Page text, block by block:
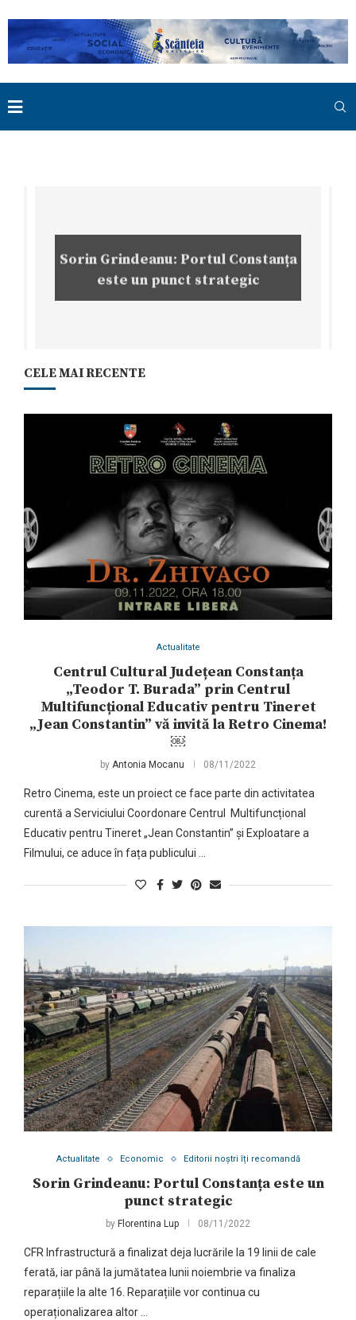
Sorin Grindeanu: Portul Constanța
este un punct strategic
CELE MAI RECENTE
Actualitate
Centrul Cultural Județean Constanța
„Teodor T. Burada” prin Centrul
Multifuncțional Educativ pentru Tineret
„Jean Constantin” vă invită la Retro Cinema!
￼
by Antonia Mocanu 08/11/2022
Retro Cinema, este un proiect ce face parte din activitatea
curentă a Serviciului Coordonare Centrul Multifuncțional
Educativ pentru Tineret „Jean Constantin” și Exploatare a
Filmului, ce aduce în fața publicului …
Actualitate Economic Editorii noștri îți recomandă
Sorin Grindeanu: Portul Constanța este un
punct strategic
by Florentina Lup 08/11/2022
CFR Infrastructură a finalizat deja lucrările la 19 linii de cale
ferată, iar până la jumătatea lunii noiembrie va finaliza
reparațiile la alte 16. Reparațiile vor continua cu
operaționalizarea altor …